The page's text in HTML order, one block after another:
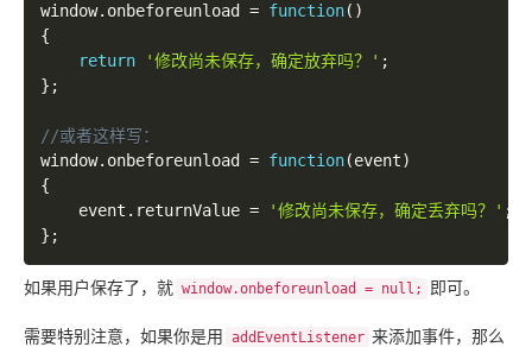
window. onbeforeunload = function( )
{
return
'修改尚未保存，确定放弃吗？' ;
} ;
window. onbeforeunload = function(event)
{
	event
. returnValue = '修改尚未保存，确定丢弃吗？' ;
} ;
如果用户保存了，就 window.onbeforeunload = null; 即可。
需要特别注意，如果你是用 addEventListener 来添加事件，那么